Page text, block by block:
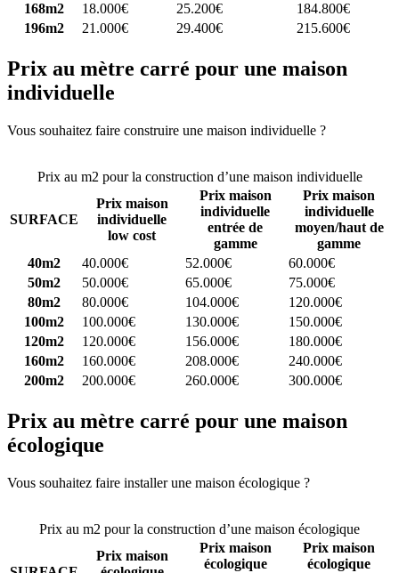
168m2
18.000€ 25.200€
184.800€
196m2
21.000€ 29.400€ 215.600€
Prix au mètre carré pour une maison
individuelle
Vous souhaitez faire construire une maison individuelle ?
Prix au m2 pour la construction d’une maison individuelle
SURFACE
Prix maison
individuelle
low cost
Prix maison
individuelle
entrée de
gamme
Prix maison
individuelle
moyen/haut de
gamme
40m2
40.000€ 52.000€
60.000€
50m2
50.000€ 65.000€
75.000€
80m2
80.000€ 104.000€
120.000€
100m2
100.000€ 130.000€
150.000€
120m2
120.000€ 156.000€
180.000€
160m2
160.000€ 208.000€
240.000€
200m2
200.000€ 260.000€ 300.000€
Prix au mètre carré pour une maison
écologique
Vous souhaitez faire installer une maison écologique ?
Prix au m2 pour la construction d’une maison écologique
Prix maison
Prix maison
écologique
Prix maison
écologique